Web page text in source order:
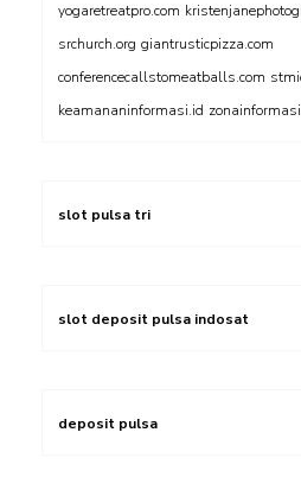
yogaretreatpro.com
srchurch.org giantrusticpizza.com
conferencecallstomeatballs.com
keamananinformasi.id
slot pulsa tri
slot deposit pulsa indosat
deposit pulsa